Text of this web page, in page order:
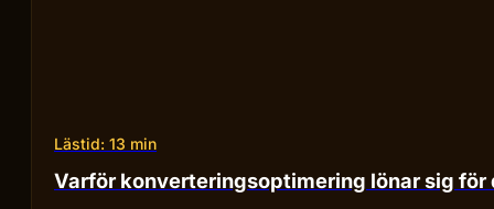
Lästid: 13 min
Varför konverteringsoptimering lönar sig